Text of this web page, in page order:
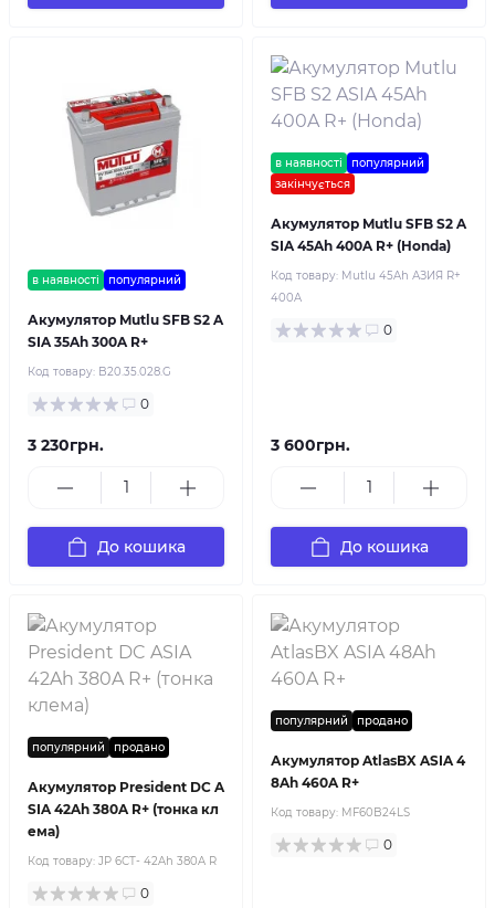
в наявності популярний
Акумулятор Mutlu SFB S2 A
SIA 35Ah 300A R+
Код товару: B20.35.028.G
0
3 230грн.
До кошика
в наявності
популярний
закінчується
Акумулятор Mutlu SFB S2 A
SIA 45Ah 400A R+ (Honda)
Код товару: Mutlu 45Ah АЗИЯ R+
400A
0
3 600грн.
До кошика
популярний продано
Акумулятор President DC A
SIA 42Ah 380A R+ (тонка кл
ема)
Код товару: JP 6СТ- 42Ah 380A R
0
популярний продано
Акумулятор AtlasBX ASIA 4
8Ah 460A R+
Код товару: MF60B24LS
0